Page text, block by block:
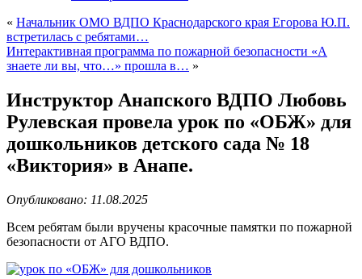
« Начальник ОМО ВДПО Краснодарского края Егорова Ю.П.
встретилась с ребятами…
Интерактивная программа по пожарной безопасности «А
знаете ли вы, что…» прошла в… »
Инструктор Анапского ВДПО Любовь
Рулевская провела урок по «ОБЖ» для
дошкольников детского сада № 18
«Виктория» в Анапе.
Опубликовано: 11.08.2025
Всем ребятам были вручены красочные памятки по пожарной
безопасности от АГО ВДПО.